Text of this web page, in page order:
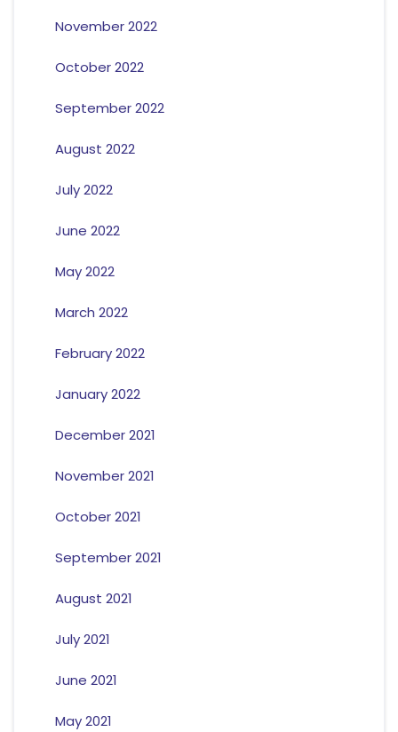
November 2022
October 2022
September 2022
August 2022
July 2022
June 2022
May 2022
March 2022
February 2022
January 2022
December 2021
November 2021
October 2021
September 2021
August 2021
July 2021
June 2021
May 2021